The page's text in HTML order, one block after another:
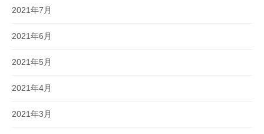
2021年7月
2021年6月
2021年5月
2021年4月
2021年3月